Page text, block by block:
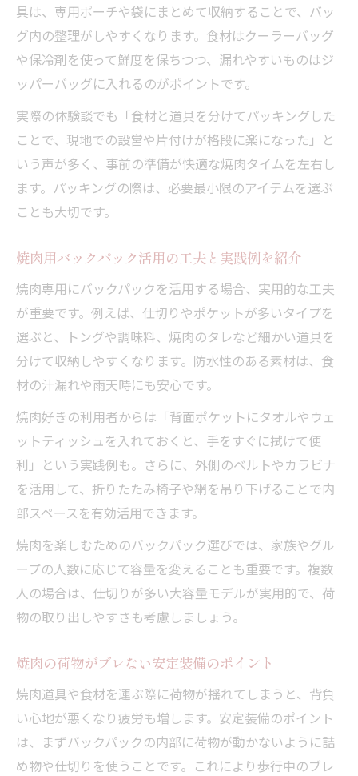
具は、専用ポーチや袋にまとめて収納することで、バッ
グ内の整理がしやすくなります。食材はクーラーバッグ
や保冷剤を使って鮮度を保ちつつ、漏れやすいものはジ
ッパーバッグに入れるのがポイントです。
実際の体験談でも「食材と道具を分けてパッキングした
ことで、現地での設営や片付けが格段に楽になった」と
いう声が多く、事前の準備が快適な焼肉タイムを左右し
ます。パッキングの際は、必要最小限のアイテムを選ぶ
ことも大切です。
焼肉用バックパック活用の工夫と実践例を紹介
焼肉専用にバックパックを活用する場合、実用的な工夫
が重要です。例えば、仕切りやポケットが多いタイプを
選ぶと、トングや調味料、焼肉のタレなど細かい道具を
分けて収納しやすくなります。防水性のある素材は、食
材の汁漏れや雨天時にも安心です。
焼肉好きの利用者からは「背面ポケットにタオルやウェ
ットティッシュを入れておくと、手をすぐに拭けて便
利」という実践例も。さらに、外側のベルトやカラビナ
を活用して、折りたたみ椅子や網を吊り下げることで内
部スペースを有効活用できます。
焼肉を楽しむためのバックパック選びでは、家族やグル
ープの人数に応じて容量を変えることも重要です。複数
人の場合は、仕切りが多い大容量モデルが実用的で、荷
物の取り出しやすさも考慮しましょう。
焼肉の荷物がブレない安定装備のポイント
焼肉道具や食材を運ぶ際に荷物が揺れてしまうと、背負
い心地が悪くなり疲労も増します。安定装備のポイント
は、まずバックパックの内部に荷物が動かないように詰
め物や仕切りを使うことです。これにより歩行中のブレ